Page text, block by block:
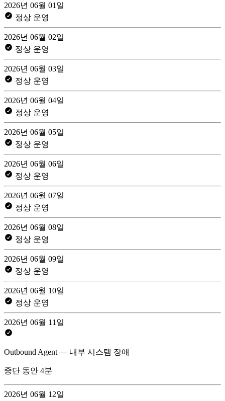
2026년 06월 01일
정상 운영
2026년 06월 02일
정상 운영
2026년 06월 03일
정상 운영
2026년 06월 04일
정상 운영
2026년 06월 05일
정상 운영
2026년 06월 06일
정상 운영
2026년 06월 07일
정상 운영
2026년 06월 08일
정상 운영
2026년 06월 09일
정상 운영
2026년 06월 10일
정상 운영
2026년 06월 11일
Outbound Agent — 내부 시스템 장애
중단 동안 4분
2026년 06월 12일